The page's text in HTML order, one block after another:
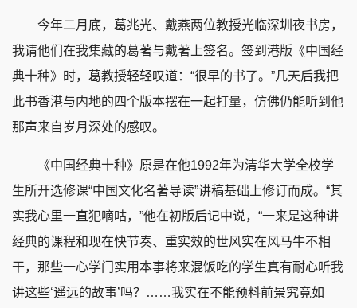
今年二月底，葛兆光、戴燕两位教授光临深圳夜书房，
我请他们在我集藏的葛著与戴著上签名。签到港版《中国经
典十种》时，葛教授轻轻叹道：“很早的书了。”几天后我把
此书香港与内地的四个版本摆在一起打量，仿佛仍能听到他
那声来自岁月深处的感叹。
《中国经典十种》原是在他1992年为清华大学全校学
生所开选修课“中国文化名著导读”讲稿基础上修订而成。“其
实我心里一直犯嘀咕，”他在初版后记中说，“一来是这种讲
经典的课程和现在快节奏、重实效的世风实在风马牛不相
干，那些一心学门实用本事将来混饭吃的学生真有耐心听我
讲这些‘遥远的故事’吗？……我实在不能预料前景究竟如